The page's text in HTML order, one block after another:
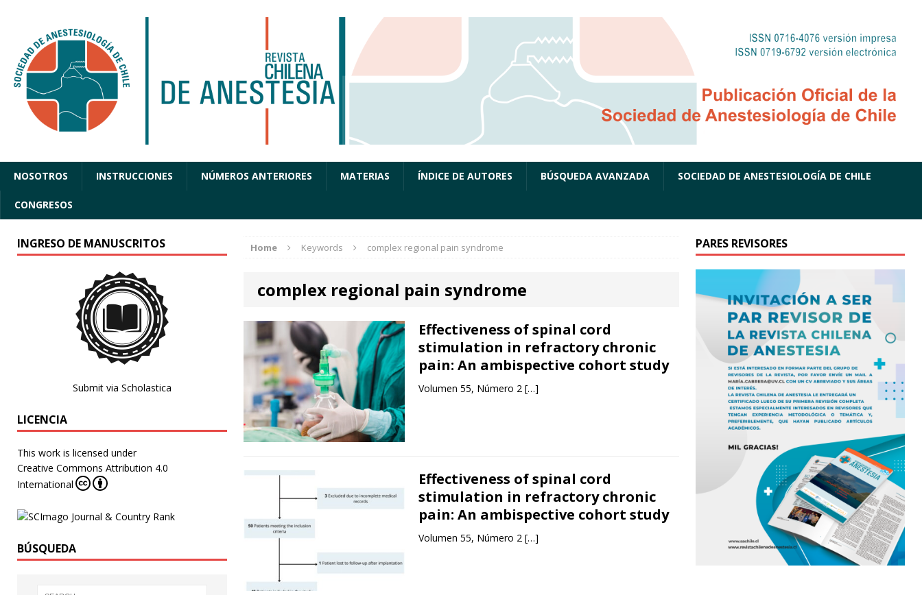
NOSOTROS INSTRUCCIONES NÚMEROS ANTERIORES MATERIAS ÍNDICE DE AUTORES BÚSQUEDA AVANZADA SOCIEDAD DE ANESTESIOLOGÍA DE CHILE
CONGRESOS
Home Keywords complex regional pain syndrome
complex regional pain syndrome
Effectiveness of spinal cord
stimulation in refractory chronic
pain: An ambispective cohort study
Volumen 55, Número 2 […]
Effectiveness of spinal cord
stimulation in refractory chronic
pain: An ambispective cohort study
Volumen 55, Número 2 […]
INGRESO DE MANUSCRITOS
Submit via Scholastica
LICENCIA
This work is licensed under
Creative Commons Attribution 4.0
International
BÚSQUEDA
PARES REVISORES